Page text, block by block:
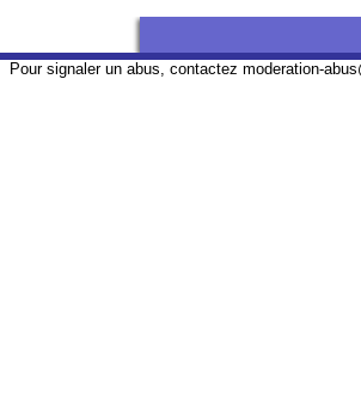
Pour signaler un abus, contactez moderation-